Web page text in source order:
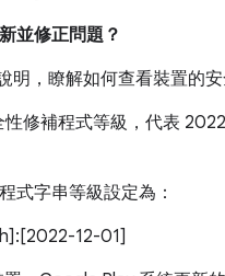
並修正問題？
明，瞭解如何查看裝置的安
修補程式等級，代表
式字串等級設定為：
12-01]